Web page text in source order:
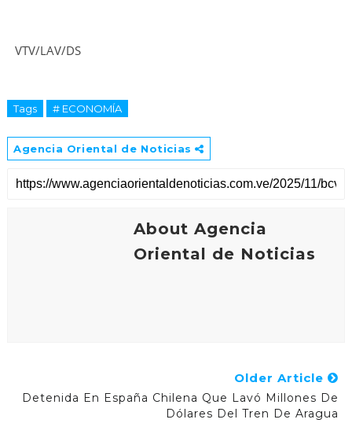
VTV/LAV/DS
Tags # ECONOMÍA
Agencia Oriental de Noticias
About Agencia
Oriental de Noticias
Older Article
Detenida En España Chilena Que Lavó Millones De
Dólares Del Tren De Aragua